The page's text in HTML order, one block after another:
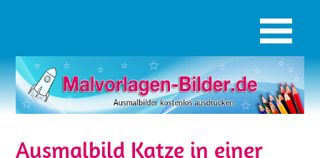
Ausmalbild Katze in einer